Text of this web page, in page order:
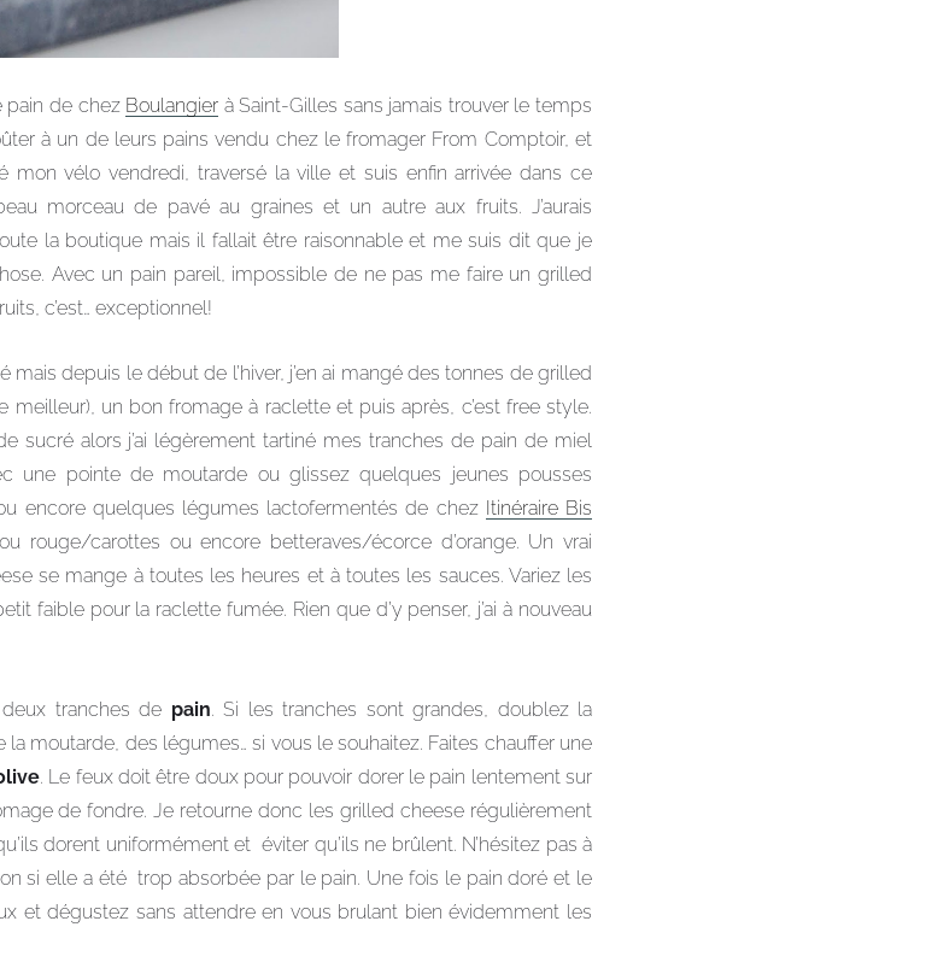
pain de chez Boulangier à Saint-Gilles sans jamais trouver le temps
à un de leurs pains vendu chez le fromager From Comptoir, et
mon vélo vendredi, traversé la ville et suis enfin arrivée dans ce
morceau de pavé au graines et un autre aux fruits. J’aurais
la boutique mais il fallait être raisonnable et me suis dit que je
Avec un pain pareil, impossible de ne pas me faire un grilled
c’est… exceptionnel!
mais depuis le début de l’hiver, j’en ai mangé des tonnes de grilled
meilleur), un bon fromage à raclette et puis après, c’est free style.
sucré alors j’ai légèrement tartiné mes tranches de pain de miel
une pointe de moutarde ou glissez quelques jeunes pousses
encore quelques légumes lactofermentés de chez Itinéraire Bis
rouge/carottes ou encore betteraves/écorce d’orange. Un vrai
se mange à toutes les heures et à toutes les sauces. Variez les
faible pour la raclette fumée. Rien que d’y penser, j’ai à nouveau
tranches de pain . Si les tranches sont grandes, doublez la
moutarde, des légumes… si vous le souhaitez. Faites chauffer une
. Le feux doit être doux pour pouvoir dorer le pain lentement sur
de fondre. Je retourne donc les grilled cheese régulièrement
dorent uniformément et éviter qu’ils ne brûlent. N’hésitez pas à
si elle a été trop absorbée par le pain. Une fois le pain doré et le
et dégustez sans attendre en vous brulant bien évidemment les